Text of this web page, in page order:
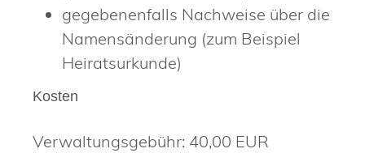
gegebenenfalls Nachweise über die
Namensänderung (zum Beispiel
Heiratsurkunde)
Kosten
Verwaltungsgebühr: 40,00 EUR